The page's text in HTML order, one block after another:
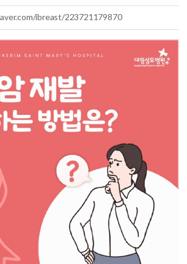
ibreast/223721179870